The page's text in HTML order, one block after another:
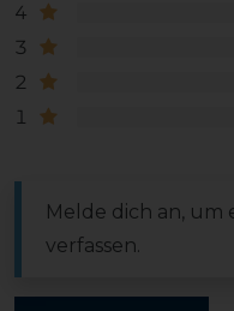
4
3
2
1
Melde dich an, um
verfassen.